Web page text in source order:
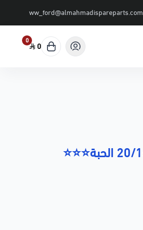
ww_ford@almahmadispareparts.com
0
0